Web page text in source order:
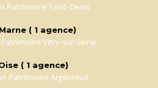
Patrimoine Saint-Denis
( 1 agence)
Vitry-sur-Seine
( 1 agence)
Patrimoine Argenteuil